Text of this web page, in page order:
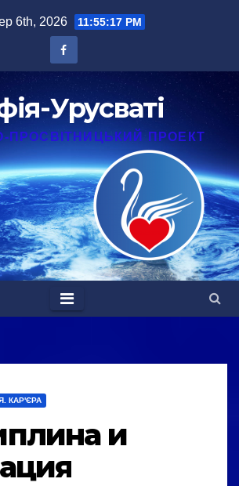
6th, 2026 11:55:18 PM
Урусваті
ПРОСВІТНИЦЬКИЙ ПРОЕКТ
КАР'ЄРА
и